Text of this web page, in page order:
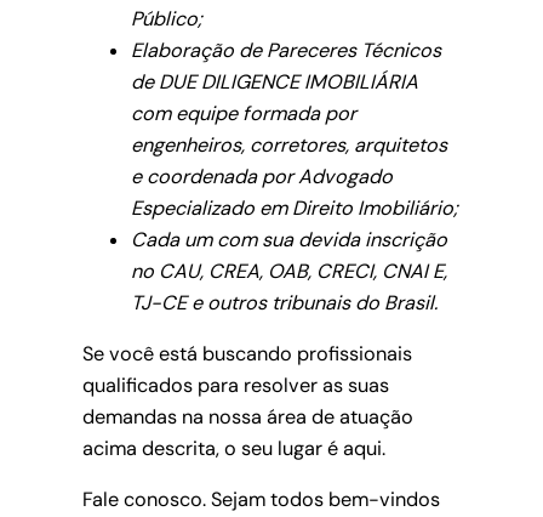
Público;
Elaboração de Pareceres Técnicos
de DUE DILIGENCE IMOBILIÁRIA
com equipe formada por
engenheiros, corretores, arquitetos
e coordenada por Advogado
Especializado em Direito Imobiliário;
Cada um com sua devida inscrição
no CAU, CREA, OAB, CRECI, CNAI E,
TJ-CE e outros tribunais do Brasil.
Se você está buscando profissionais
qualificados para resolver as suas
demandas na nossa área de atuação
acima descrita, o seu lugar é aqui.
Fale conosco. Sejam todos bem-vindos